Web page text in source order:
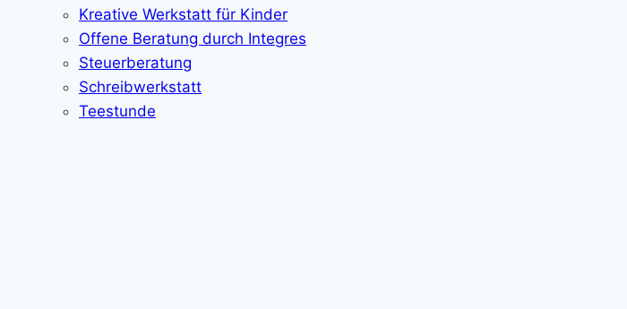
Kreative Werkstatt für Kinder
Offene Beratung durch Integres
Steuerberatung
Schreibwerkstatt
Teestunde